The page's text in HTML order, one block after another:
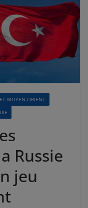
MOYEN-ORIENT
Russie
jeu